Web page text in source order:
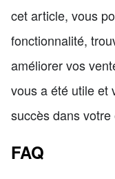
cet article, vous
fonctionnalité,
améliorer vos
vous a été utile et
succès dans
FAQ